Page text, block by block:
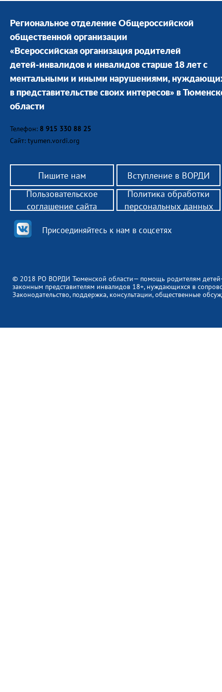
Региональное отделение Общероссийской
общественной организации
«Всероссийская организация родителей
детей-инвалидов и инвалидов старше 18 лет с
ментальными и иными нарушениями,
в представительстве своих интересов» в
области
Телефон: 8 915 330 88 25
Сайт: tyumen.vordi.org
Пишите нам Вступление в ВОРДИ
© 2018 РО ВОРДИ Тюменской области— помощь родителям
законным представителям инвалидов 18+, нуждающихся в
Законодательство, поддержка, консультации, общественные
Присоединяйтесь к нам в соцсетях
Пользовательское
соглашение сайта
Политика обработки
персональных данных